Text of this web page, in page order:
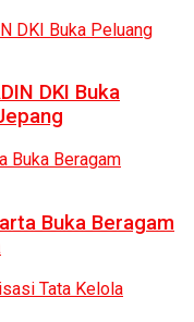
DKI Buka
Buka Beragam